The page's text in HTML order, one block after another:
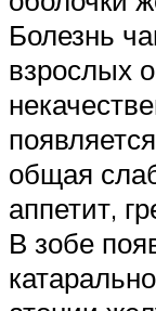
Болезнь
взрослых
общая
аппетит,
В зобе